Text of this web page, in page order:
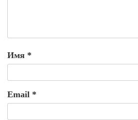
Имя *
Email *